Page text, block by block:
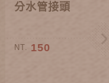
分水管接頭
NT. 150